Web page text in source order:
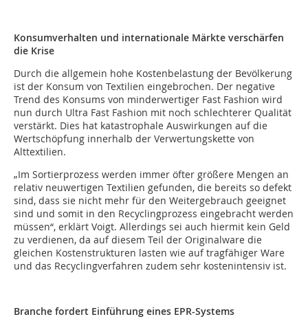
Konsumverhalten und internationale Märkte verschärfen
die Krise
Durch die allgemein hohe Kostenbelastung der Bevölkerung
ist der Konsum von Textilien eingebrochen. Der negative
Trend des Konsums von minderwertiger Fast Fashion wird
nun durch Ultra Fast Fashion mit noch schlechterer Qualität
verstärkt. Dies hat katastrophale Auswirkungen auf die
Wertschöpfung innerhalb der Verwertungskette von
Alttextilien.
„Im Sortierprozess werden immer öfter größere Mengen an
relativ neuwertigen Textilien gefunden, die bereits so defekt
sind, dass sie nicht mehr für den Weitergebrauch geeignet
sind und somit in den Recyclingprozess eingebracht werden
müssen“, erklärt Voigt. Allerdings sei auch hiermit kein Geld
zu verdienen, da auf diesem Teil der Originalware die
gleichen Kostenstrukturen lasten wie auf tragfähiger Ware
und das Recyclingverfahren zudem sehr kostenintensiv ist.
Branche fordert Einführung eines EPR-Systems